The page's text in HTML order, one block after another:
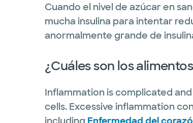
Cuando el nivel de azúcar en
mucha insulina para intentar
anormalmente grande de
¿Cuáles son los
Inflammation is complicated
cells. Excessive inflammation